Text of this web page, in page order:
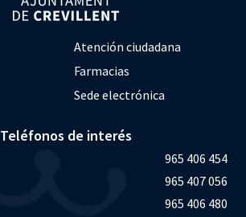
Atención ciudadana
Farmacias
Sede electrónica
Teléfonos de interés
965 406 454
965 407 056
965 406 480